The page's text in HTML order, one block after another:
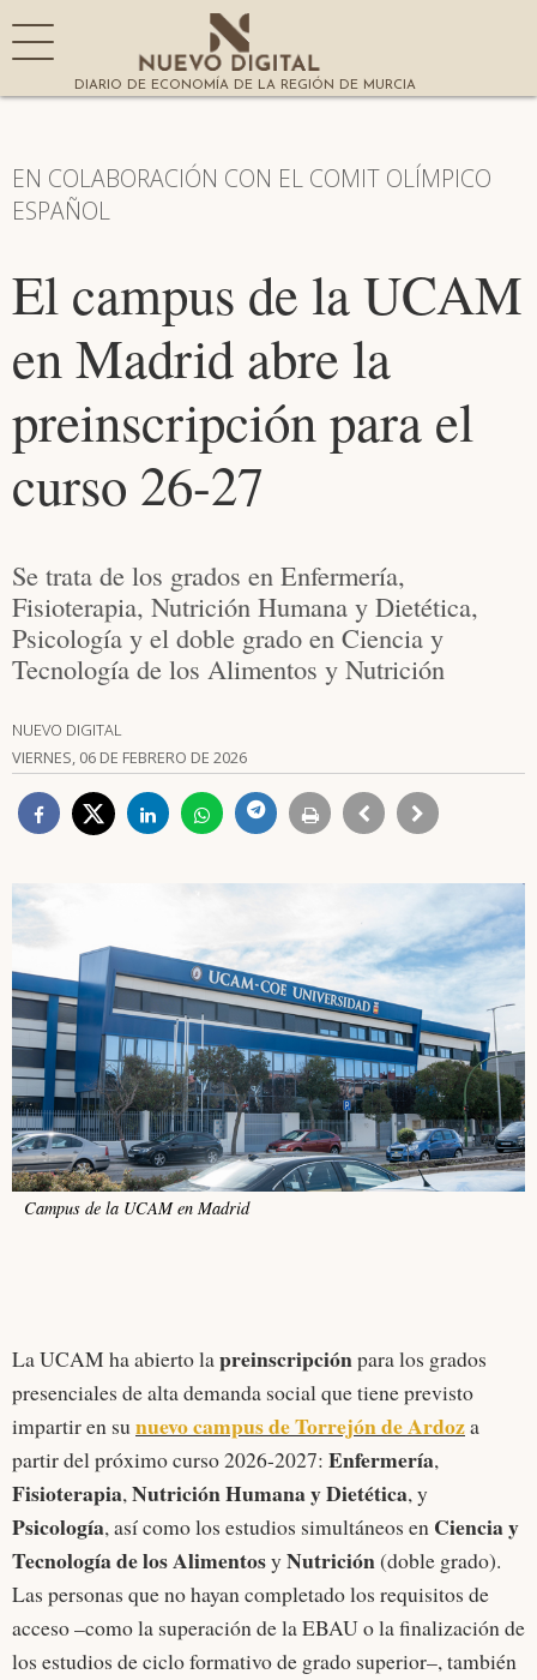
DIARIO DE ECONOMÍA DE LA REGIÓN DE MURCIA
EN COLABORACIÓN CON EL COMIT OLÍMPICO
ESPAÑOL
El campus de la UCAM
en Madrid abre la
preinscripción para el
curso 26-27
Se trata de los grados en Enfermería,
Fisioterapia, Nutrición Humana y Dietética,
Psicología y el doble grado en Ciencia y
Tecnología de los Alimentos y Nutrición
NUEVO DIGITAL
VIERNES, 06 DE FEBRERO DE 2026
Campus de la UCAM en Madrid
La UCAM ha abierto lapreinscripciónpara los grados
presenciales de alta demanda social que tiene previsto
impartir en sunuevo campus de Torrejón de Ardoza
partir del próximo curso 2026-2027: Enfermería,
Fisioterapia,NutriciónHumana y Dietética, y
Psicología, así como los estudios simultáneos en Ciencia y
Tecnología de los AlimentosyNutrición(doble grado).
Las personas que no hayan completado los requisitos de
acceso –como la superación de la EBAU o la finalización de
los estudios de ciclo formativo de grado superior–, también